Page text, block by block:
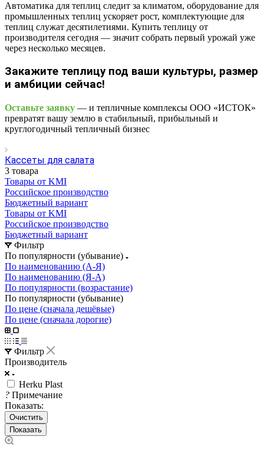
Автоматика для теплиц следит за климатом, оборудование для
промышленных теплиц ускоряет рост, комплектующие для
теплиц служат десятилетиями. Купить теплицу от
производителя сегодня — значит собрать первый урожай уже
через несколько месяцев.
Закажите теплицу под ваши культуры, размер
и амбиции сейчас!
Оставьте заявку — и тепличные комплексы ООО «ИСТОК»
превратят вашу землю в стабильный, прибыльный и
круглогодичный тепличный бизнес
Кассеты для салата
3 товара
Товары от KMI
Российское производство
Бюджетный вариант
Товары от KMI
Российское производство
Бюджетный вариант
Фильтр
По популярности (убывание)
По наименованию (А-Я)
По наименованию (Я-А)
По популярности (возрастание)
По популярности (убывание)
По цене (сначала дешёвые)
По цене (сначала дорогие)
Фильтр
Производитель
Herku Plast
? Примечание
Показать:
Очистить